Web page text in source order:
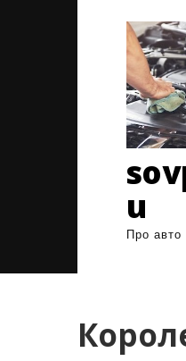
u
Про авто